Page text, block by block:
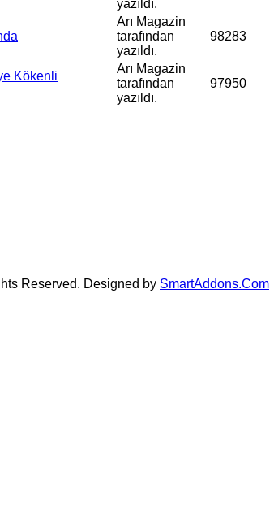
yazıldı.
Arı Magazin
tarafından
yazıldı.
98283
Kökenli
Arı Magazin
tarafından
yazıldı.
97950
Reserved. Designed by SmartAddons.Com